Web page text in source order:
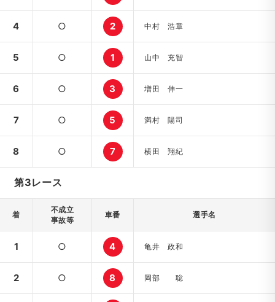
4 ○ 2 中村 浩章
5 ○ 1 山中 充智
6 ○ 3 増田 伸一
7 ○ 5 満村 陽司
8 ○ 7 横田 翔紀
第3レース
着
不成立
事故等
車番 選手名
1 ○ 4 亀井 政和
2 ○ 8 岡部 聡